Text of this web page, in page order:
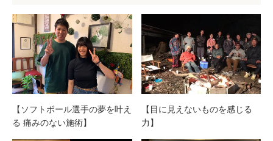
【ソフトボール選手の夢を叶え
る 痛みのない施術】
【目に見えないものを感じる
力】